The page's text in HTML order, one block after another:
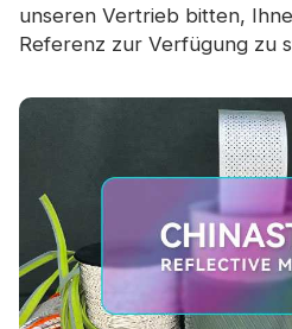
unseren Vertrieb bitten,
Referenz zur Verfügung zu